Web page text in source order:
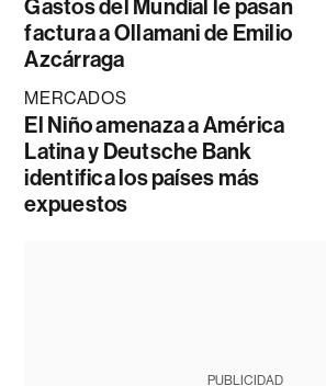
Gastos del Mundial le pasan
factura a Ollamani de Emilio
Azcárraga
MERCADOS
El Niño amenaza a América
Latina y Deutsche Bank
identifica los países más
expuestos
PUBLICIDAD